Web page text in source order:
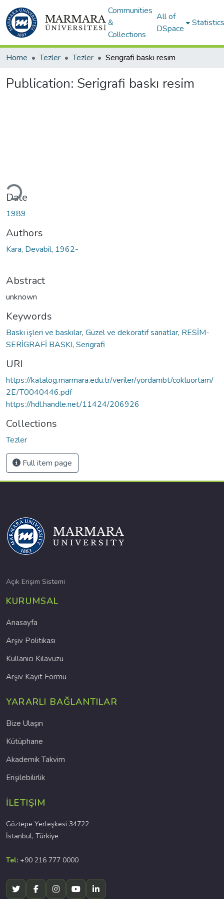
Communities
&
Collections
All of
DSpace
Statistics
Home Tezler Tezler Serigrafi baskı resim
Publication: Serigrafi baskı resim
Date
1989
Authors
Kara, Devabil, 1962-
Abstract
unknown
Keywords
Baskı işleri ve baskılar, Güzel ve dekoratif sanatlar, RESİM-
SERİGRAFİ BASKI, Serigrafi
URI
https://katalog.marmara.edu.tr/veriler/yordambt/cokluortam/
2E/T0040446.pdf
https://hdl.handle.net/11424/206926
Collections
Tezler
Full item page
Açık Erişim Sistemi
KURUMSAL
Anasayfa
Arşiv Politikası
Kullanıcı Kılavuzu
Arşiv Kayıt Formu
YARARLI BAĞLANTILAR
Bize Ulaşın
Kütüphane
Akademik Takvim
Erişilebilirlik
İLETIŞIM
Göztepe Yerleşkesi 34722
İstanbul, Türkiye
Tel: +90 216 777 0000